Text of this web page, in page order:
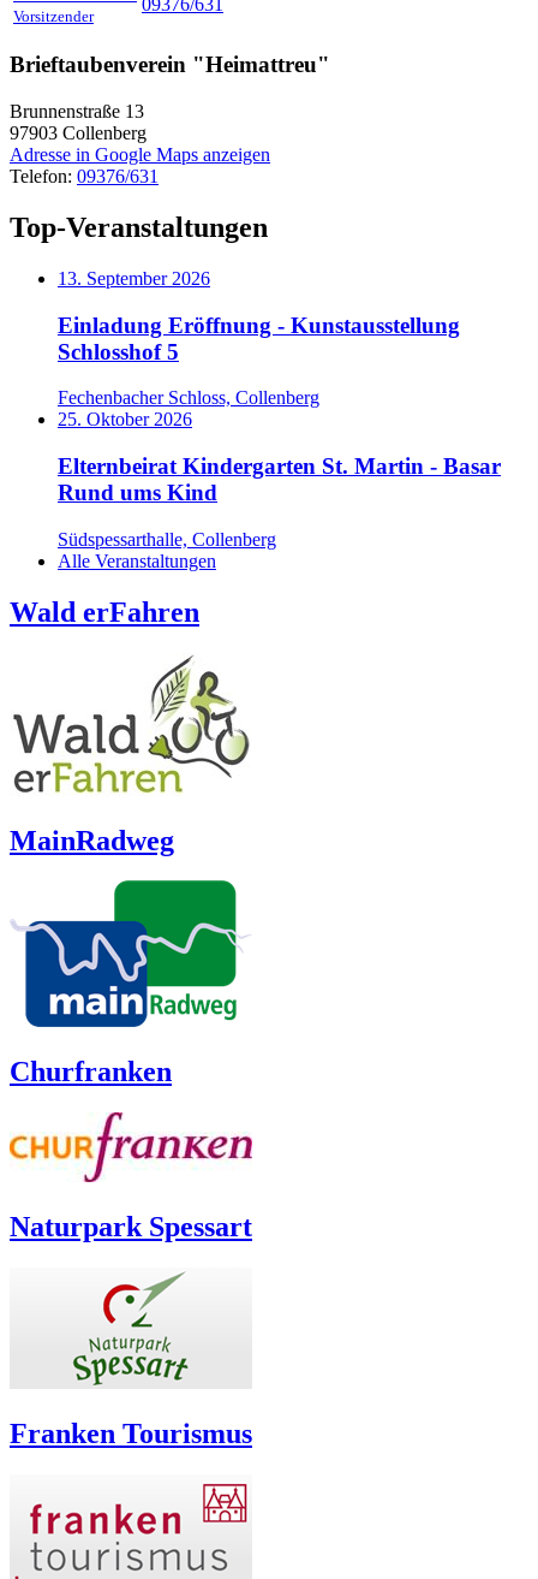
Vorsitzender
Brieftaubenverein "Heimattreu"
Brunnenstraße 13
97903 Collenberg
Adresse in Google Maps anzeigen
Telefon: 09376/631
Top-Veranstaltungen
13. September 2026
Einladung Eröffnung - Kunstausstellung
Schlosshof 5
Fechenbacher Schloss, Collenberg
25. Oktober 2026
Elternbeirat Kindergarten St. Martin - Basar
Rund ums Kind
Südspessarthalle, Collenberg
Alle Veranstaltungen
Wald erFahren
MainRadweg
Churfranken
Naturpark Spessart
Franken Tourismus